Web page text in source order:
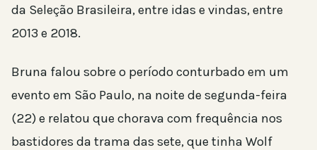
da Seleção Brasileira, entre idas e vindas, entre
2013 e 2018.
Bruna falou sobre o período conturbado em um
evento em São Paulo, na noite de segunda-feira
(22) e relatou que chorava com frequência nos
bastidores da trama das sete, que tinha Wolf